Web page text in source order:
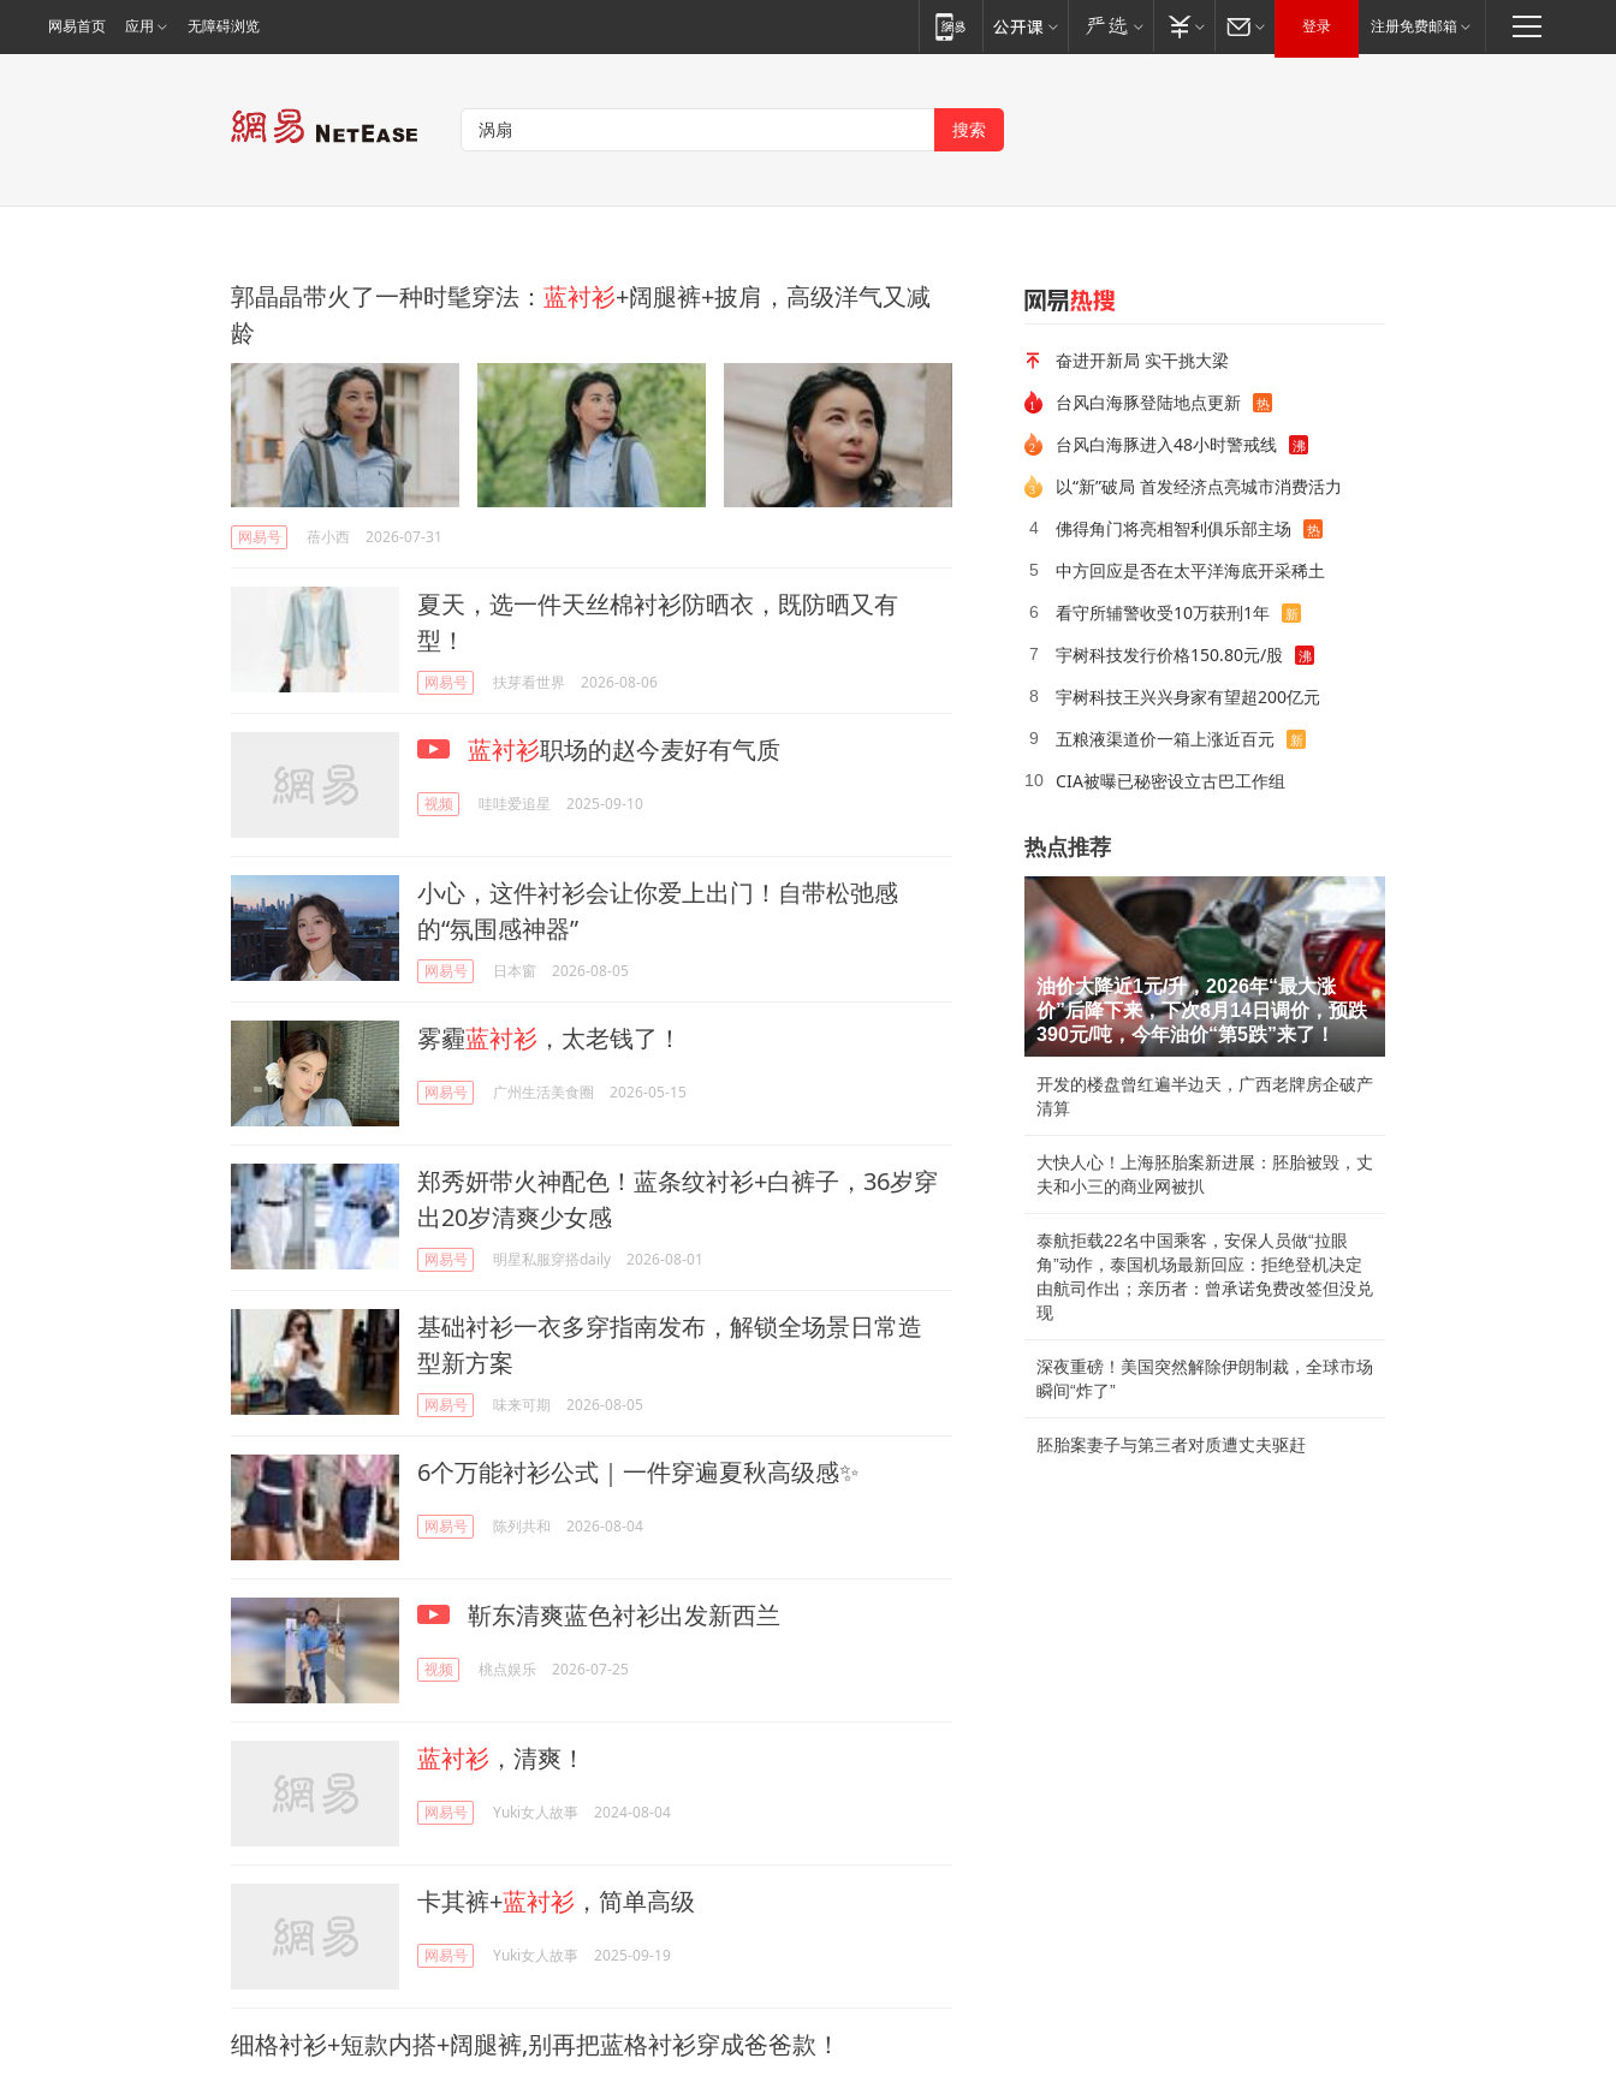
网易首页 应用 无障碍浏览 登录 注册免费邮箱
郭晶晶带火了一种时髦穿法： 蓝衬衫+阔腿裤+披肩，高级洋气又减
龄
网易号 蓓小西 2026-07-31
夏天，选一件天丝棉衬衫防晒衣，既防晒又有
型！
网易号 扶芽看世界 2026-08-06
蓝衬衫职场的赵今麦好有气质
视频 哇哇爱追星 2025-09-10
小心，这件衬衫会让你爱上出门！自带松弛感
的“氛围感神器”
网易号 日本窗 2026-08-05
雾霾蓝衬衫 ，太老钱了！
网易号 广州生活美食圈 2026-05-15
郑秀妍带火神配色！蓝条纹衬衫+白裤子，36岁穿
出20岁清爽少女感
网易号 明星私服穿搭daily 2026-08-01
基础衬衫一衣多穿指南发布，解锁全场景日常造
型新方案
网易号 味来可期 2026-08-05
6个万能衬衫公式｜一件穿遍夏秋高级感✨
网易号 陈列共和 2026-08-04
靳东清爽蓝色衬衫出发新西兰
视频 桃点娱乐 2026-07-25
蓝衬衫 ，清爽！
网易号 Yuki女人故事 2024-08-04
卡其裤+蓝衬衫 ，简单高级
网易号 Yuki女人故事 2025-09-19
细格衬衫+短款内搭+阔腿裤,别再把蓝格衬衫穿成爸爸款！
奋进开新局 实干挑大梁
1
台风白海豚登陆地点更新 热
2
台风白海豚进入48小时警戒线 沸
3
以“新”破局 首发经济点亮城市消费活力
4 佛得角门将亮相智利俱乐部主场 热
5 中方回应是否在太平洋海底开采稀土
6 看守所辅警收受10万获刑1年 新
7 宇树科技发行价格150.80元/股 沸
8 宇树科技王兴兴身家有望超200亿元
9 五粮液渠道价一箱上涨近百元 新
10 CIA被曝已秘密设立古巴工作组
热点推荐
油价大降近1元/升，2026年“最大涨
价”后降下来，下次8月14日调价，预跌
390元/吨，今年油价“第5跌”来了！
开发的楼盘曾红遍半边天，广西老牌房企破产
清算
大快人心！上海胚胎案新进展：胚胎被毁，丈
夫和小三的商业网被扒
泰航拒载22名中国乘客，安保人员做“拉眼
角”动作，泰国机场最新回应：拒绝登机决定
由航司作出；亲历者：曾承诺免费改签但没兑
现
深夜重磅！美国突然解除伊朗制裁，全球市场
瞬间“炸了”
胚胎案妻子与第三者对质遭丈夫驱赶